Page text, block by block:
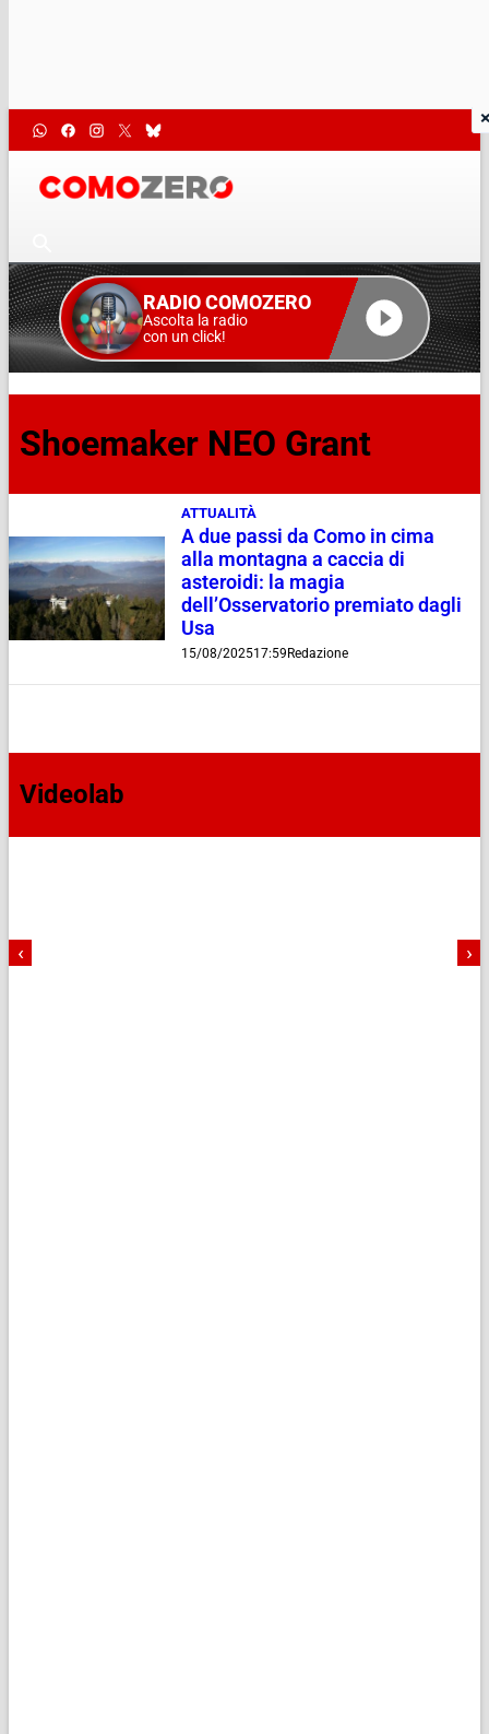
RADIO COMOZERO
Ascolta la radio
con un click!
Shoemaker NEO Grant
ATTUALITÀ
A due passi da Como in cima
alla montagna a caccia di
asteroidi: la magia
dell’Osservatorio premiato dagli
Usa
15/08/202517:59Redazione
Videolab
‹ ›